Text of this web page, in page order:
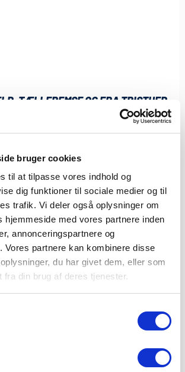
bruger cookies
til at tilpasse vores indhold og
dig funktioner til sociale medier og til
trafik. Vi deler også oplysninger om
hjemmeside med vores partnere inden
annonceringspartnere og
Vores partnere kan kombinere disse
du har givet dem, eller som
fra din brug af deres tjenester.
TÆLLEREMSE OG FRA TRISTHED
gæster Sydbank Park.